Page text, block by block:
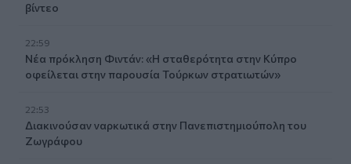
βίντεο
22:59
Νέα πρόκληση Φιντάν: «Η σταθερότητα στην Κύπρο
οφείλεται στην παρουσία Τούρκων στρατιωτών»
22:53
Διακινούσαν ναρκωτικά στην Πανεπιστημιούπολη του
Ζωγράφου